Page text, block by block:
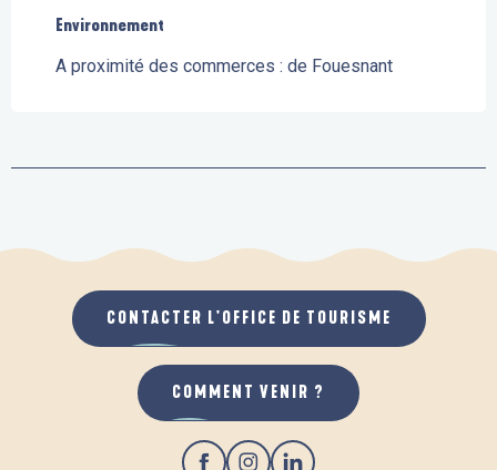
Environnement
Environnement
A proximité des commerces : de Fouesnant
CONTACTER L'OFFICE DE TOURISME
COMMENT VENIR ?